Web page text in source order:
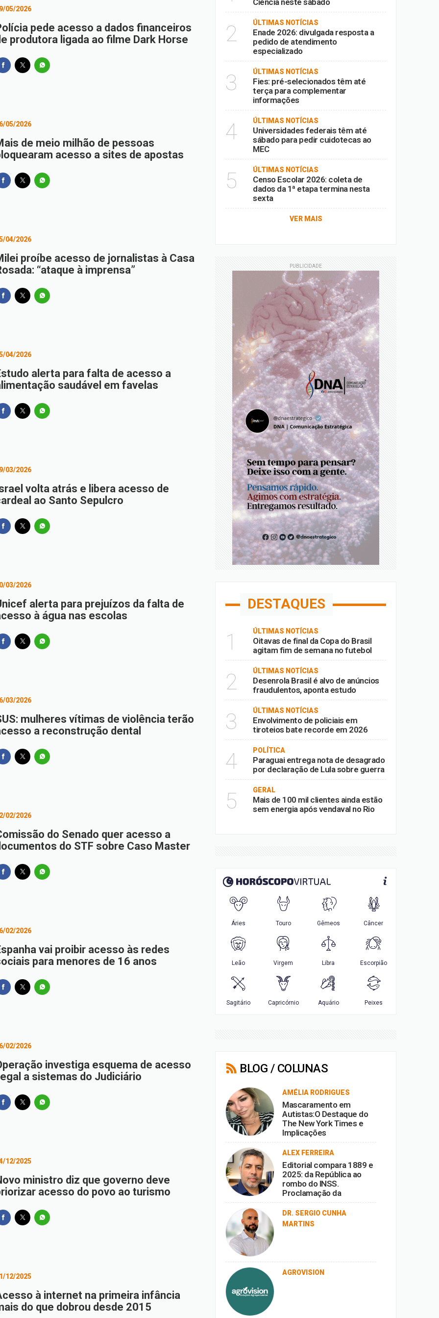
05/2026
pede acesso a dados financeiros
produtora ligada ao filme Dark Horse
05/2026
de meio milhão de pessoas
acesso a sites de apostas
04/2026
proíbe acesso de jornalistas à Casa
“ataque à imprensa”
04/2026
alerta para falta de acesso a
saudável em favelas
03/2026
volta atrás e libera acesso de
ao Santo Sepulcro
03/2026
alerta para prejuízos da falta de
à água nas escolas
03/2026
mulheres vítimas de violência terão
a reconstrução dental
02/2026
do Senado quer acesso a
do STF sobre Caso Master
02/2026
vai proibir acesso às redes
para menores de 16 anos
02/2026
investiga esquema de acesso
a sistemas do Judiciário
12/2025
ministro diz que governo deve
acesso do povo ao turismo
12/2025
à internet na primeira infância
do que dobrou desde 2015
Ciência neste sábado
2 ÚLTIMAS NOTÍCIAS
Enade 2026: divulgada resposta a
pedido de atendimento
especializado
3 ÚLTIMAS NOTÍCIAS
Fies: pré-selecionados têm até
terça para complementar
informações
4 ÚLTIMAS NOTÍCIAS
Universidades federais têm até
sábado para pedir cuidotecas ao
MEC
5 ÚLTIMAS NOTÍCIAS
Censo Escolar 2026: coleta de
dados da 1ª etapa termina nesta
sexta
VER MAIS
PUBLICIDADE
DESTAQUES
1 ÚLTIMAS NOTÍCIAS
Oitavas de final da Copa do Brasil
agitam fim de semana no futebol
2 ÚLTIMAS NOTÍCIAS
Desenrola Brasil é alvo de anúncios
fraudulentos, aponta estudo
3 ÚLTIMAS NOTÍCIAS
Envolvimento de policiais em
tiroteios bate recorde em 2026
4 POLÍTICA
Paraguai entrega nota de desagrado
por declaração de Lula sobre guerra
5 GERAL
Mais de 100 mil clientes ainda estão
sem energia após vendaval no Rio
BLOG / COLUNAS
AMÉLIA RODRIGUES
Mascaramento em
Autistas:O Destaque do
The New York Times e
Implicações
ALEX FERREIRA
Editorial compara 1889 e
2025: da República ao
rombo do INSS.
Proclamação da
República vira ironia
diante da corrupção.
DR. SERGIO CUNHA
MARTINS
AGROVISION